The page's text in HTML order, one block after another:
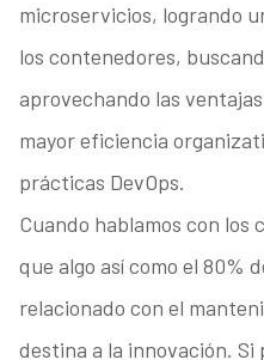
microservicios, logrando
los contenedores,
aprovechando las
mayor eficiencia
prácticas DevOps.
Cuando hablamos con los
que algo así como el 80%
relacionado con el
destina a la innovación. Si